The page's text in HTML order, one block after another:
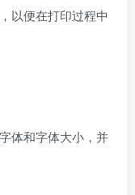
以便在打印过程中
体和字体大小，并